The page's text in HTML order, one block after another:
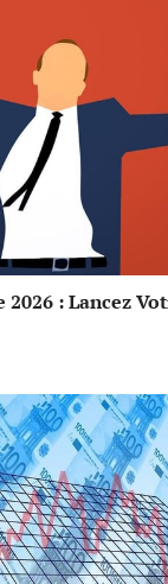
2026 : Lancez